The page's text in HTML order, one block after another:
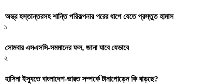
অস্ত্র হস্তান্তরসহ শান্তি পরিকল্পনার পরের ধাপে যেতে প্রস্তুত হামাস
১
সোমবার এসএসসি-সমমানের ফল, জানা যাবে যেভাবে
২
হাসিনা ইস্যুতে বাংলাদেশ-ভারত সম্পর্কে টানাপোড়েন কি বাড়ছে?